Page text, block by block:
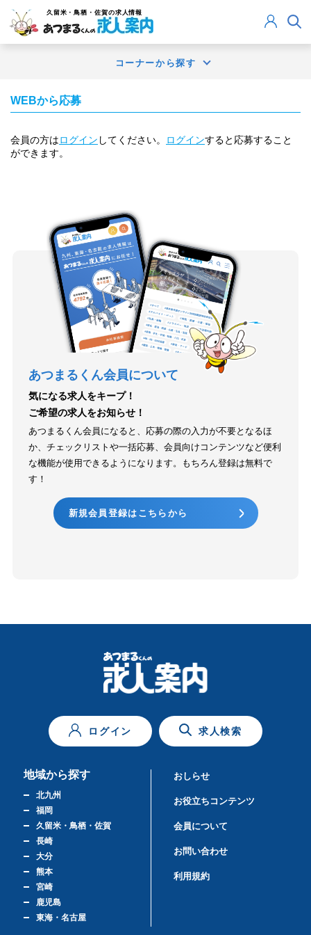
久留米・鳥栖・佐賀の求人情報
コーナーから探す
WEBから応募
会員の方はログイン してください。 ログインすると応募すること
ができます。
あつまるくん会員について
気になる求人をキープ！
ご希望の求人をお知らせ！
あつまるくん会員になると、応募の際の入力が不要となるほ
か、チェックリストや一括応募、会員向けコンテンツなど便利
な機能が使用できるようになります。もちろん登録は無料で
す！
新規会員登録はこちらから
ログイン 求人検索
地域から探す
北九州
福岡
久留米・鳥栖・佐賀
長崎
大分
熊本
宮崎
鹿児島
東海・名古屋
おしらせ
お役立ちコンテンツ
会員について
お問い合わせ
利用規約